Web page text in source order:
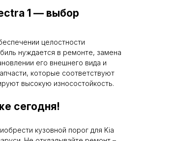
1 — выбор
целостности
нуждается в ремонте, замена
его внешнего вида и
которые соответствуют
высокую износостойкость.
сегодня!
кузовной порог для Kia